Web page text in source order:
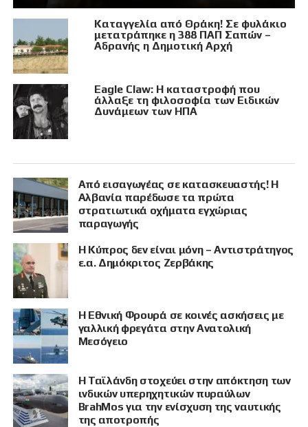
Καταγγελία από Θράκη! Σε φυλάκιο
μετατράπηκε η 388 ΠΑΠ Σαπών –
Αδρανής η Δημοτική Αρχή
Eagle Claw: Η καταστροφή που
άλλαξε τη φιλοσοφία των Ειδικών
Δυνάμεων των ΗΠΑ
Από εισαγωγέας σε κατασκευαστής! Η
Αλβανία παρέδωσε τα πρώτα
στρατιωτικά οχήματα εγχώριας
παραγωγής
Η Κύπρος δεν είναι μόνη – Αντιστράτηγος
ε.α. Δημόκριτος Ζερβάκης
Η Εθνική Φρουρά σε κοινές ασκήσεις με
γαλλική φρεγάτα στην Ανατολική
Μεσόγειο
Η Ταϊλάνδη στοχεύει στην απόκτηση των
ινδικών υπερηχητικών πυραύλων
BrahMos για την ενίσχυση της ναυτικής
της αποτροπής